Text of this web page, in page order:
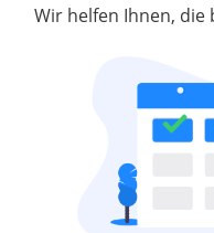
Wir helfen Ihnen, die